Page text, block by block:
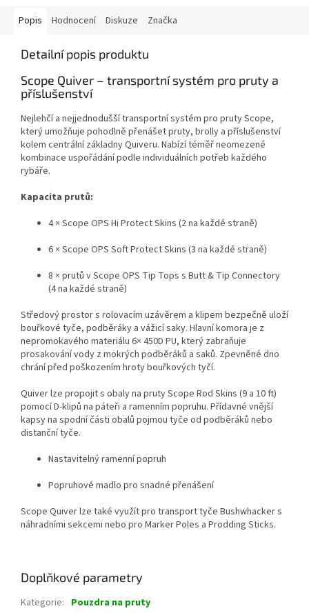
Popis Hodnocení Diskuze Značka
Detailní popis produktu
Scope Quiver – transportní systém pro pruty a
příslušenství
Nejlehčí a nejjednodušší transportní systém pro pruty Scope,
který umožňuje pohodlně přenášet pruty, brolly a příslušenství
kolem centrální základny Quiveru. Nabízí téměř neomezené
kombinace uspořádání podle individuálních potřeb každého
rybáře.
Kapacita prutů:
4 × Scope OPS Hi Protect Skins (2 na každé straně)
6 × Scope OPS Soft Protect Skins (3 na každé straně)
8 × prutů v Scope OPS Tip Tops s Butt & Tip Connectory
(4 na každé straně)
Středový prostor s rolovacím uzávěrem a klipem bezpečně uloží
bouřkové tyče, podběráky a vážicí saky. Hlavní komora je z
nepromokavého materiálu 6× 450D PU, který zabraňuje
prosakování vody z mokrých podběráků a saků. Zpevněné dno
chrání před poškozením hroty bouřkových tyčí.
Quiver lze propojit s obaly na pruty Scope Rod Skins (9 a 10 ft)
pomocí D-klipů na páteři a ramenním popruhu. Přídavné vnější
kapsy na spodní části obalů pojmou tyče od podběráků nebo
distanční tyče.
Nastavitelný ramenní popruh
Popruhové madlo pro snadné přenášení
Scope Quiver lze také využít pro transport tyče Bushwhacker s
náhradními sekcemi nebo pro Marker Poles a Prodding Sticks.
Doplňkové parametry
Kategorie: Pouzdra na pruty